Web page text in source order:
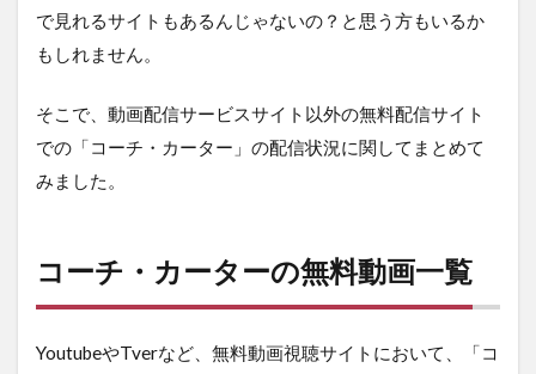
で見れるサイトもあるんじゃないの？と思う方もいるか
もしれません。
そこで、動画配信サービスサイト以外の無料配信サイト
での「コーチ・カーター」の配信状況に関してまとめて
みました。
コーチ・カーターの無料動画一覧
YoutubeやTverなど、無料動画視聴サイトにおいて、「コ